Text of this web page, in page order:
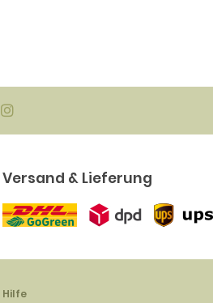
Versand & Lieferung
Hilfe